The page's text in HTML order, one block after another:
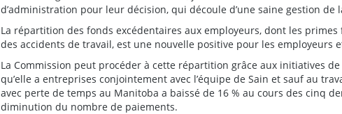
d’administration pour leur décision, qui découle d’une saine gestion de
La répartition des fonds excédentaires aux employeurs, dont les
des accidents de travail, est une nouvelle positive pour les employeurs
La Commission peut procéder à cette répartition grâce aux initiatives
qu’elle a entreprises conjointement avec l’équipe de Sain et sauf au
avec perte de temps au Manitoba a baissé de 16 % au cours des cinq
diminution du nombre de paiements.